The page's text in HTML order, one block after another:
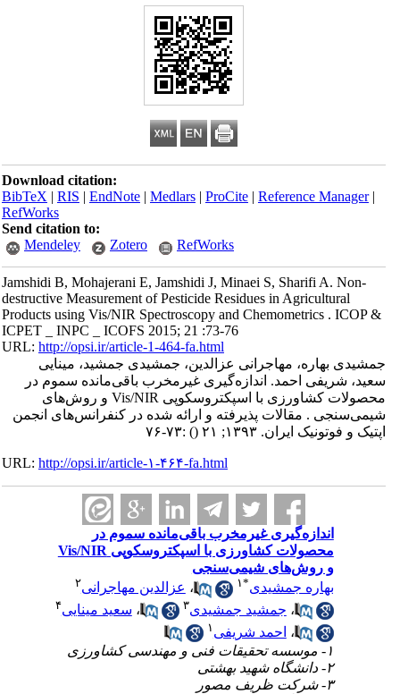
Download citation:
BibTeX|RIS|EndNote|Medlars|ProCite|Reference Manager
RefWorks
Send citation to:
Mendeley
Zotero RefWorks
Jamshidi B, Mohajerani E, Jamshidi J, Minaei S, Sharifi A. Non-
destructive Measurement of Pesticide Residues in Agricultural
Products using Vis/NIR Spectroscopy and Chemometrics . ICOP &
ICPET _ INPC _ ICOFS 2015; 21 :73-76
URL:http://opsi.ir/article-1-464-fa.html
جمشیدی بهاره، مهاجرانی عزالدین، جمشیدی جمشید، مینایی
سعید، شریفی احمد. اندازه‌گیری غیرمخرب باقی‌مانده سموم در
محصولات کشاورزی با اسپکتروسکوپی Vis/NIR و روش‌های
شیمی‌سنجی . مقالات پذیرفته و ارائه شده در کنفرانس‌های انجمن
اپتیک و فوتونیک ایران. ۱۳۹۳; ۲۱
() :۷۳-۷۶
URL:http://opsi.ir/article-۱-۴۶۴-fa.html
اندازه‌گیری غیرمخرب باقی‌مانده سموم در
محصولات کشاورزی با اسپکتروسکوپی Vis/NIR
و روش‌های شیمی‌سنجی
بهاره جمشیدی* ۱ ،عزالدین مهاجرانی
،جمشید جمشیدی ،سعید مینایی
،احمد شریفی